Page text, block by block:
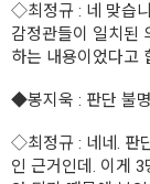
◇최정규 : 네 맞습
감정관들이 일치된
하는 내용이었다고
◆봉지욱 : 판단 불
◇최정규 : 네네. 판
인 근거인데. 이게